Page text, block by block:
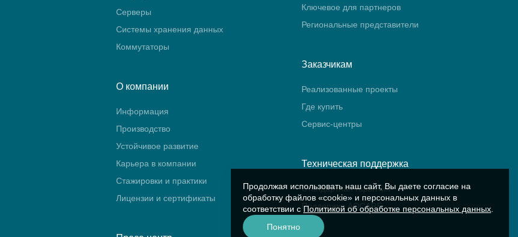
Серверы
Системы хранения данных
Коммутаторы
О компании
Информация
Производство
Устойчивое развитие
Карьера в компании
Стажировки и практики
Лицензии и сертификаты
Ключевое для партнеров
Региональные представители
Заказчикам
Реализованные проекты
Где купить
Сервис-центры
Техническая поддержка
Стандартная гарантия
Поддержка AQCARE
Продолжая использовать наш сайт, Вы даете согласие на
обработку файлов «cookie» и персональных данных в
соответствии сПолитикой об обработке персональных данных
Понятно